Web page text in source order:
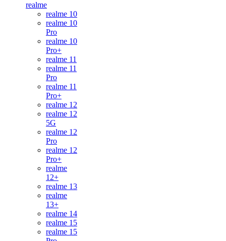
realme
realme 10
realme 10
Pro
realme 10
Pro+
realme 11
realme 11
Pro
realme 11
Pro+
realme 12
realme 12
5G
realme 12
Pro
realme 12
Pro+
realme
12+
realme 13
realme
13+
realme 14
realme 15
realme 15